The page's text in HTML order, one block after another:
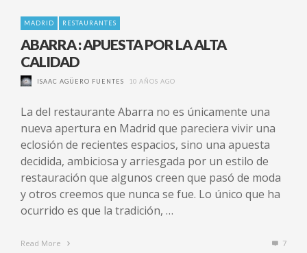
MADRID RESTAURANTES
ABARRA : APUESTA POR LA ALTA
CALIDAD
ISAAC AGÜERO FUENTES 10 AÑOS AGO
La del restaurante Abarra no es únicamente una
nueva apertura en Madrid que pareciera vivir una
eclosión de recientes espacios, sino una apuesta
decidida, ambiciosa y arriesgada por un estilo de
restauración que algunos creen que pasó de moda
y otros creemos que nunca se fue. Lo único que ha
ocurrido es que la tradición, …
Read More 7